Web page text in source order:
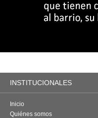
INSTITUCIONALES
Inicio
Quiénes somos